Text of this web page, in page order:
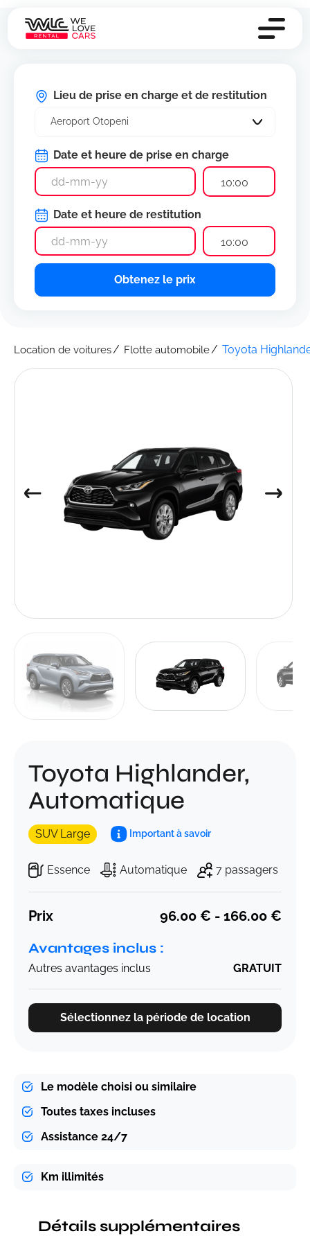
Lieu de prise en charge et de restitution
Aeroport Otopeni
Date et heure de prise en charge
10:00
Date et heure de restitution
10:00
Obtenez le prix
Location de voitures Flotte automobile Toyota
Toyota Highlander,
Automatique
SUV Large Important à savoir
Essence Automatique 7 passagers
Prix 96.00 € - 166.00 €
Avantages inclus :
Autres avantages inclus GRATUIT
Sélectionnez la période de location
Le modèle choisi ou similaire
Toutes taxes incluses
Assistance 24/7
Km illimités
Détails supplémentaires